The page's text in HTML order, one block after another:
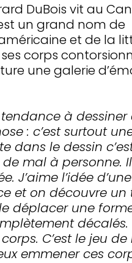
DuBois vit au
un grand nom de
et de la
corps
une galerie
à dessiner
: c’est surtout
dans le dessin
mal à personne.
J’aime l’idée
et on découvre un
déplacer une
décalés.
C’est le jeu de
emmener ces